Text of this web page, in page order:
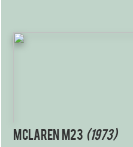
McLaren M23 (1973)